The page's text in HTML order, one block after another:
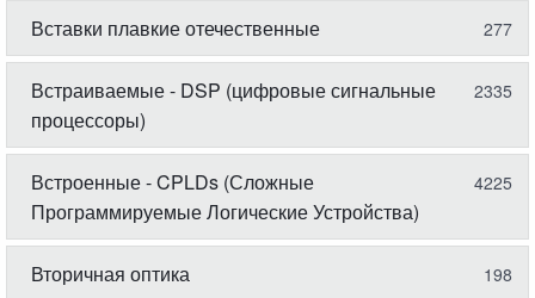
Вставки плавкие отечественные 277
Встраиваемые - DSP (цифровые сигнальные
процессоры)
2335
Встроенные - CPLDs (Сложные
Программируемые Логические Устройства)
4225
Вторичная оптика 198